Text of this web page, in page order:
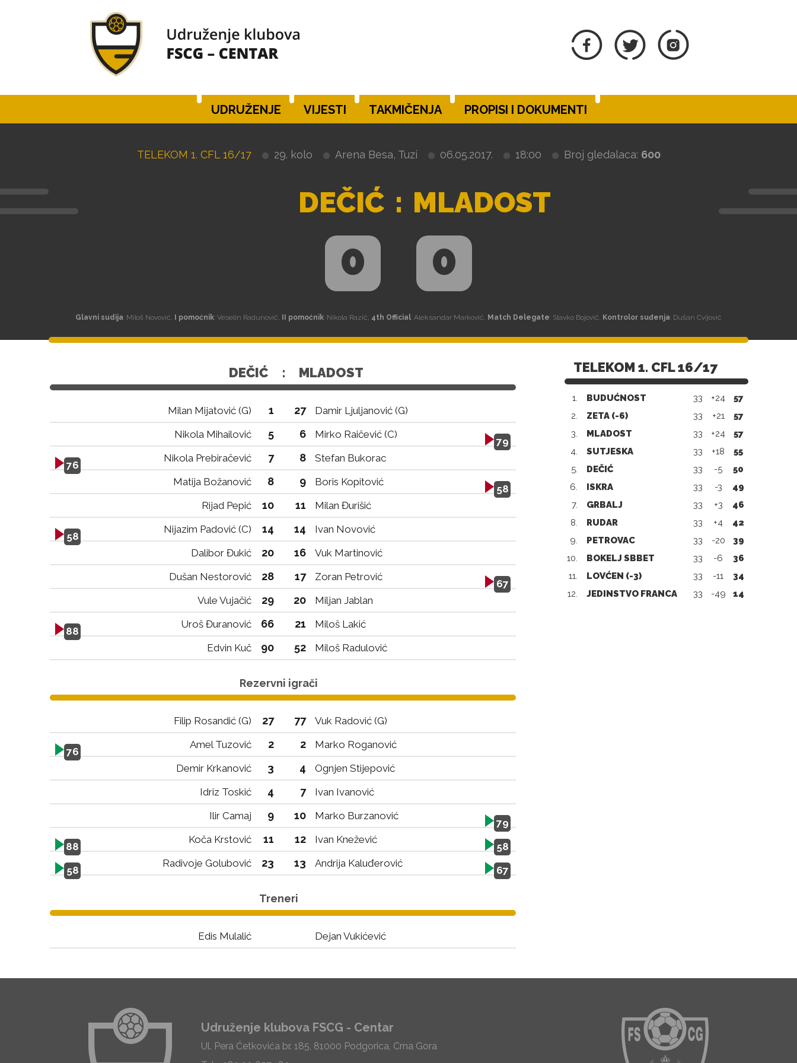
UDRUŽENJE VIJESTI TAKMIČENJA PROPISI I DOKUMENTI
TELEKOM 1. CFL 16/17 29. kolo Arena Besa, Tuzi 06.05.2017. 18:00 Broj gledalaca: 600
DEČIĆ : MLADOST
0 0
Glavni sudija: Miloš Novović, I pomoćnik: Veselin Radunović, II pomoćnik: Nikola Razić, 4th Official: Aleksandar Marković, Match Delegate: Slavko Bojović, Kontrolor suđenja: Dušan Cvijović
DEČIĆ : MLADOST
Milan Mijatović (G) 1 27
Damir Ljuljanović (G)
Nikola Mihailović
5 6 Mirko Raičević (C)
79
76
Nikola Prebiračević 7 8
Stefan Bukorac
Matija Božanović
8 9 Boris Kopitović
58
Rijad Pepić
10 11 Milan Đurišić
58
Nijazim Padović (C) 14 14
Ivan Novović
Dalibor Đukić
20 16
Vuk Martinović
Dušan Nestorović
28 17 Zoran Petrović
67
Vule Vujačić
29 20 Miljan Jablan
88
Uroš Đuranović 66 21
Miloš Lakić
Edvin Kuč
90 52 Miloš Radulović
Rezervni igrači
Filip Rosandić (G) 27 77 Vuk Radović (G)
76
Amel Tuzović 2 2
Marko Roganović
Demir Krkanović
3 4
Ognjen Stijepović
Idriz Toskić
4 7
Ivan Ivanović
Ilir Camaj
9 10 Marko Burzanović
79
88
Koča Krstović 11 12 Ivan Knežević
58
58
Radivoje Golubović 23 13 Andrija Kaluđerović
67
Treneri
Edis Mulalić Dejan Vukićević
TELEKOM 1. CFL 16/17
1. BUDUĆNOST 33 +24
57
2.
ZETA (-6) 33 +21
57
3.
MLADOST 33 +24
57
4.
SUTJESKA 33 +18
55
5.
DEČIĆ 33 -5
50
6.
ISKRA 33 -3
49
7.
GRBALJ 33 +3
46
8.
RUDAR 33 +4
42
9.
PETROVAC 33 -20
39
10.
BOKELJ SBBET 33 -6
36
11.
LOVĆEN (-3) 33 -11
34
12.
JEDINSTVO FRANCA 33 -49 14
Udruženje klubova FSCG - Centar
Ul. Pera Ćetkovića br. 185, 81000 Podgorica, Crna Gora